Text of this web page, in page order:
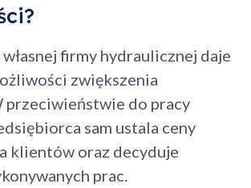
firmy hydraulicznej daje
zwiększenia
przeciwieństwie do pracy
sam ustala ceny
klientów oraz decyduje
prac.